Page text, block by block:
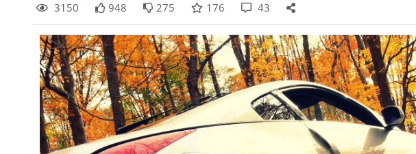
3150 948 275 176 43